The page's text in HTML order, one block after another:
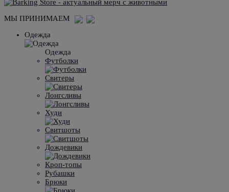
МЫ ПРИНИМАЕМ
Одежда
Одежда
Футболки
Свитеры
Лонгсливы
Худи
Свитшоты
Дождевики
Кроп-топы
Рубашки
Брюки